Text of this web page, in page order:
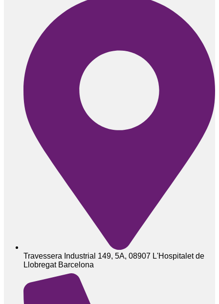
Travessera Industrial 149, 5A, 08907 L'Hospitalet de
Llobregat Barcelona